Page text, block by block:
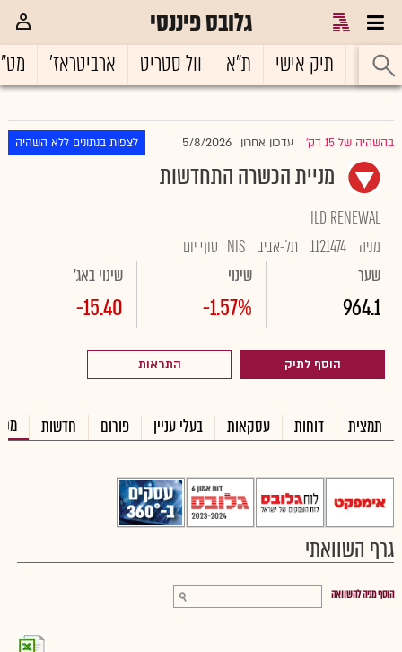
גלובס פיננסי
ראשי תיק אישי ת"א וול סטריט ארביטראז'
בהשהיה של 15 דק' עדכון אחרון 5/8/2026 לצפות בנתונים ללא השהיה
מניית הכשרה התחדשות
ILD RENEWAL
מניה 1121474 תל-אביב NIS סוף יום
שער
964.1
שינוי
-1.57%
שינוי באג'
-15.40
הוסף לתיק התראות
תמצית דוחות עסקאות בעלי עניין פורום חדשות
גרף השוואתי
הוסף מניה להשוואה